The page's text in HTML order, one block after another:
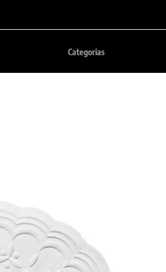
Categorias